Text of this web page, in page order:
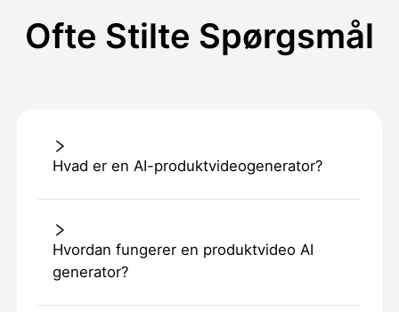
Ofte Stilte Spørgsmål
Hvad er en AI-produktvideogenerator?
Hvordan fungerer en produktvideo AI
generator?